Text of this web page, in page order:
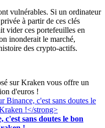
vulnérables. Si un ordinateur
à partir de ces clés
vider ces portefeuilles en
inonderait le marché,
des crypto-actifs.
sur Kraken vous offre un
d'euros !
c'est sans doutes le bon